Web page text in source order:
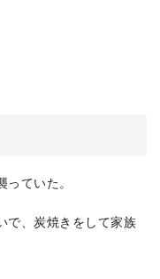
ていた。
で、炭焼きをして家族